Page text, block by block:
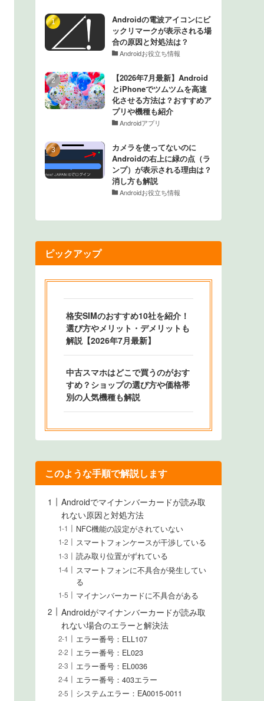
Androidの電波アイコンにビ
ックリマークが表示される場
合の原因と対処法は？
Androidお役立ち情報
【2026年7月最新】Android
とiPhoneでツムツムを高速
化させる方法は？おすすめア
プリや機種も紹介
Androidアプリ
カメラを使ってないのに
Androidの右上に緑の点（ラ
ンプ）が表示される理由は？
消し方も解説
Androidお役立ち情報
ピックアップ
格安SIMのおすすめ10社を紹介！
選び方やメリット・デメリットも
解説【2026年7月最新】
中古スマホはどこで買うのがおす
すめ？ショップの選び方や価格帯
別の人気機種も解説
このような手順で解説します
Androidでマイナンバーカードが読み取
れない原因と対処方法
NFC機能の設定がされていない
スマートフォンケースが干渉している
読み取り位置がずれている
スマートフォンに不具合が発生してい
る
マイナンバーカードに不具合がある
Androidがマイナンバーカードが読み取
れない場合のエラーと解決法
エラー番号：ELL107
エラー番号：EL023
エラー番号：EL0036
エラー番号：403エラー
システムエラー：EA0015-0011